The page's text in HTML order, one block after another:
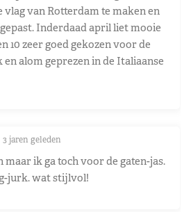
vlag van Rotterdam te maken en
Inderdaad april liet mooie
10 zeer goed gekozen voor de
en alom geprezen in de Italiaanse
3 jaren geleden
ik ga toch voor de gaten-jas.
jurk. wat stijlvol!